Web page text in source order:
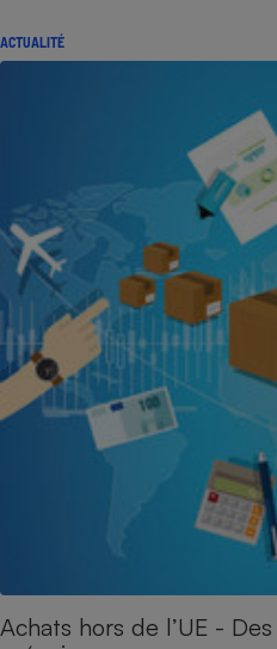
ACTUALITÉ
Achats hors de l’UE -